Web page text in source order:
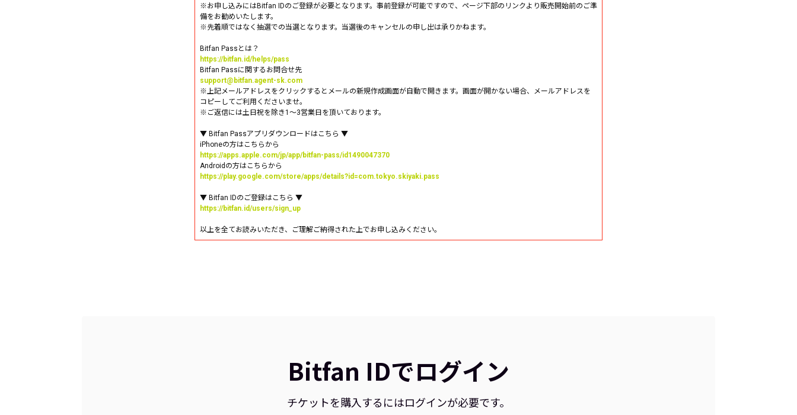
※お申し込みにはBitfan IDのご登録が必要となります。事前登録が可能ですので、ページ下部のリンクより販売開始前のご準
備をお勧めいたします。
※先着順ではなく抽選での当選となります。当選後のキャンセルの申し出は承りかねます。
Bitfan Passとは？
https://bitfan.id/helps/pass
Bitfan Passに関するお問合せ先
support@bitfan.agent-sk.com
※上記メールアドレスをクリックするとメールの新規作成画面が自動で開きます。画面が開かない場合、メールアドレスを
コピーしてご利用くださいませ。
※ご返信には土日祝を除き1〜3営業日を頂いております。
▼ Bitfan Passアプリダウンロードはこちら ▼
iPhoneの方はこちらから
https://apps.apple.com/jp/app/bitfan-pass/id1490047370
Androidの方はこちらから
https://play.google.com/store/apps/details?id=com.tokyo.skiyaki.pass
▼ Bitfan IDのご登録はこちら ▼
https://bitfan.id/users/sign_up
以上を全てお読みいただき、ご理解ご納得された上でお申し込みください。
Bitfan IDでログイン
チケットを購入するにはログインが必要です。